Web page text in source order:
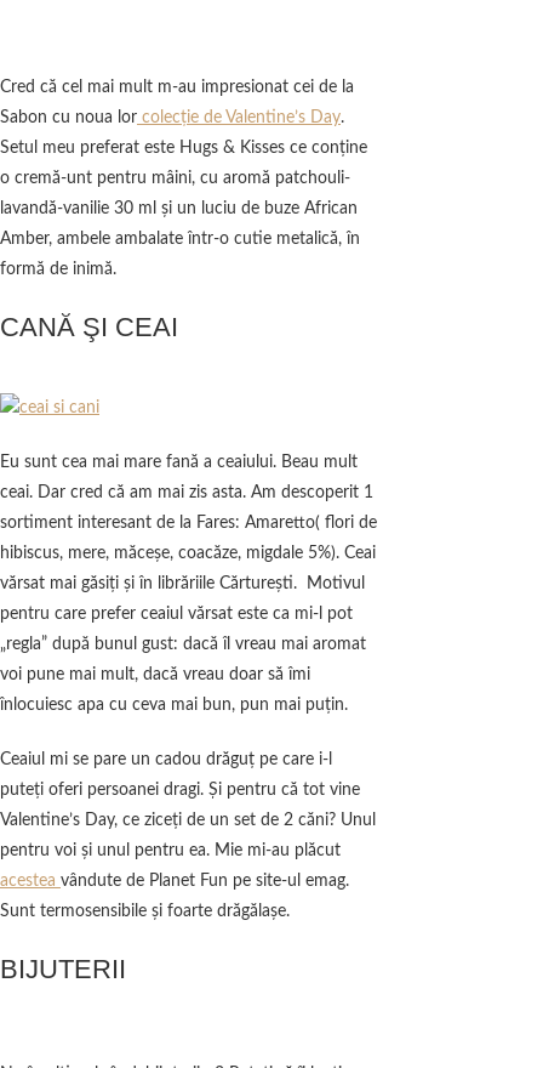
Cred că cel mai mult m-au impresionat cei de la
Sabon cu noua lor colecţie de Valentine’s Day.
Setul meu preferat este Hugs & Kisses ce conţine
o cremă-unt pentru mâini, cu aromă patchouli-
lavandă-vanilie 30 ml şi un luciu de buze African
Amber, ambele ambalate într-o cutie metalică, în
formă de inimă.
CANĂ ŞI CEAI
Eu sunt cea mai mare fană a ceaiului. Beau mult
ceai. Dar cred că am mai zis asta. Am descoperit 1
sortiment interesant de la Fares: Amaretto( flori de
hibiscus, mere, măceşe, coacăze, migdale 5%). Ceai
vărsat mai găsiţi şi în librăriile Cărtureşti. Motivul
pentru care prefer ceaiul vărsat este ca mi-l pot
„regla” după bunul gust: dacă îl vreau mai aromat
voi pune mai mult, dacă vreau doar să îmi
înlocuiesc apa cu ceva mai bun, pun mai puţin.
Ceaiul mi se pare un cadou drăguţ pe care i-l
puteţi oferi persoanei dragi. Şi pentru că tot vine
Valentine’s Day, ce ziceţi de un set de 2 căni? Unul
pentru voi şi unul pentru ea. Mie mi-au plăcut
acestea vândute de Planet Fun pe site-ul emag.
Sunt termosensibile şi foarte drăgălaşe.
BIJUTERII